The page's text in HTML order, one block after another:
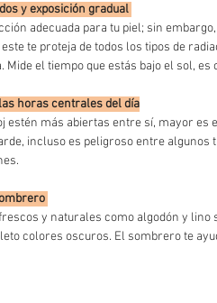
y exposición gradual
adecuada para tu piel; sin
te proteja de todos los tipos de
el tiempo que estás bajo el sol,
horas centrales del día
estén más abiertas entre sí, mayor es
incluso es peligroso entre algunos
y naturales como algodón y
colores oscuros. El sombrero te